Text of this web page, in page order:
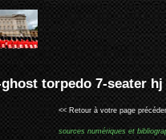
#1644e
<< Retour à votre page
sources numériques et